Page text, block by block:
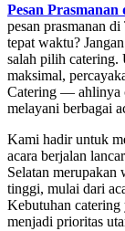
Pesan
pesan prasmanan
tepat waktu?
salah pilih catering.
maksimal,
Catering — ahlinya
melayani berbagai
Kami hadir untuk
acara berjalan
Selatan merupakan
tinggi, mulai dari
Kebutuhan catering
menjadi prioritas